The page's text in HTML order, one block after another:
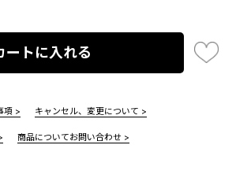
ートに入れる
項 > キャンセル、変更について >
商品についてお問い合わせ >